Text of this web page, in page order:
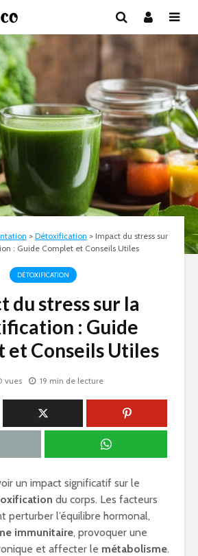
> Détoxification > Impact du stress sur
: Guide Complet et Conseils Utiles
DÉTOXIFICATION
du stress sur la
: Guide
et Conseils Utiles
vues 19 min de lecture
un impact significatif sur le
du corps. Les facteurs
perturber l’équilibre hormonal,
immunitaire, provoquer une
et affecter le métabolisme.